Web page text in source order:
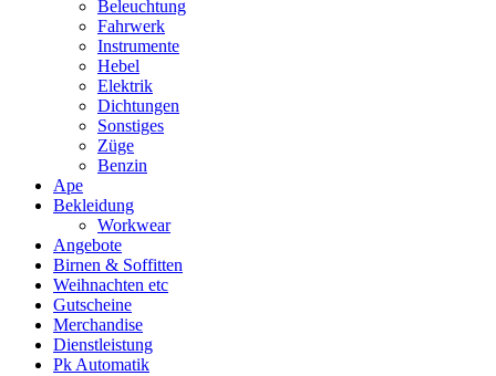
Beleuchtung
Fahrwerk
Instrumente
Hebel
Elektrik
Dichtungen
Sonstiges
Züge
Benzin
Ape
Bekleidung
Workwear
Angebote
Birnen & Soffitten
Weihnachten etc
Gutscheine
Merchandise
Dienstleistung
Pk Automatik